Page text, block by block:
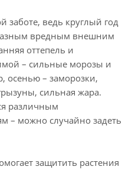
заботе, ведь круглый год
вредным внешним
оттепель и
– сильные морозы и
осенью – заморозки,
сильная жара.
различным
– можно случайно задеть
защитить растения